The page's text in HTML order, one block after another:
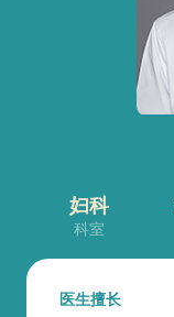
妇科
科室
医生擅长